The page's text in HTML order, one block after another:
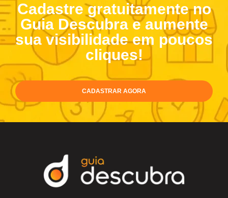
Cadastre gratuitamente no
Guia Descubra e aumente
sua visibilidade em poucos
cliques!
CADASTRAR AGORA